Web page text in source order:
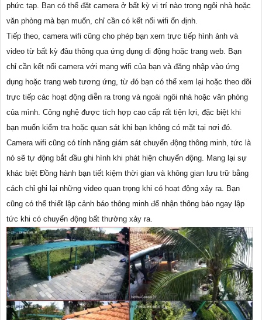
phức tạp. Bạn có thể đặt camera ở bất kỳ vị trí nào trong ngôi nhà hoặc
văn phòng mà bạn muốn, chỉ cần có kết nối wifi ổn định.
Tiếp theo, camera wifi cũng cho phép bạn xem trực tiếp hình ảnh và
video từ bất kỳ đâu thông qua ứng dụng di động hoặc trang web. Bạn
chỉ cần kết nối camera với mạng wifi của bạn và đăng nhập vào ứng
dụng hoặc trang web tương ứng, từ đó bạn có thể xem lại hoặc theo dõi
trực tiếp các hoạt động diễn ra trong và ngoài ngôi nhà hoặc văn phòng
của mình. Công nghệ được tích hợp cao cấp rất tiện lợi, đặc biệt khi
bạn muốn kiểm tra hoặc quan sát khi bạn không có mặt tại nơi đó.
Camera wifi cũng có tính năng giám sát chuyển động thông minh, tức là
nó sẽ tự động bắt đầu ghi hình khi phát hiện chuyển động. Mang lại sự
khác biệt Đồng hành bạn tiết kiệm thời gian và không gian lưu trữ bằng
cách chỉ ghi lại những video quan trọng khi có hoạt động xảy ra. Bạn
cũng có thể thiết lập cảnh báo thông minh để nhận thông báo ngay lập
tức khi có chuyển động bất thường xảy ra.